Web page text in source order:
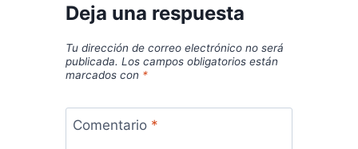
Deja una respuesta
Tu dirección de correo electrónico no será
publicada. Los campos obligatorios están
marcados con *
Comentario *